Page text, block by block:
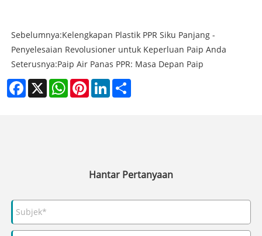
Sebelumnya:Kelengkapan Plastik PPR Siku Panjang -
Penyelesaian Revolusioner untuk Keperluan Paip Anda
Seterusnya:Paip Air Panas PPR: Masa Depan Paip
Facebook
X WhatsAppPinterestLinkedIn
Hantar Pertanyaan